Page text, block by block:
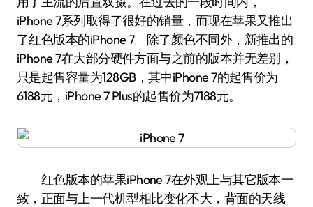
iPhone 7系列取得了很好的销量，而现在苹果又推出
了红色版本的iPhone 7。除了颜色不同外，新推出的
iPhone 7在大部分硬件方面与之前的版本并无差别，
只是起售容量为128GB，其中iPhone 7的起售价为
6188元，iPhone 7 Plus的起售价为7188元。
红色版本的苹果iPhone 7在外观上与其它版本一
致，正面与上一代机型相比变化不大，背面的天线